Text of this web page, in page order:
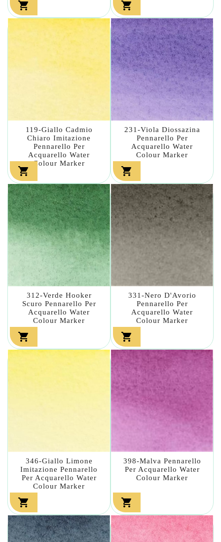
 
119-Giallo Cadmio
Chiaro Imitazione
Pennarello Per
Acquarello Water
Colour Marker

231-Viola Diossazina
Pennarello Per
Acquarello Water
Colour Marker

312-Verde Hooker
Scuro Pennarello Per
Acquarello Water
Colour Marker

331-Nero D'Avorio
Pennarello Per
Acquarello Water
Colour Marker

346-Giallo Limone
Imitazione Pennarello
Per Acquarello Water
Colour Marker

398-Malva Pennarello
Per Acquarello Water
Colour Marker
